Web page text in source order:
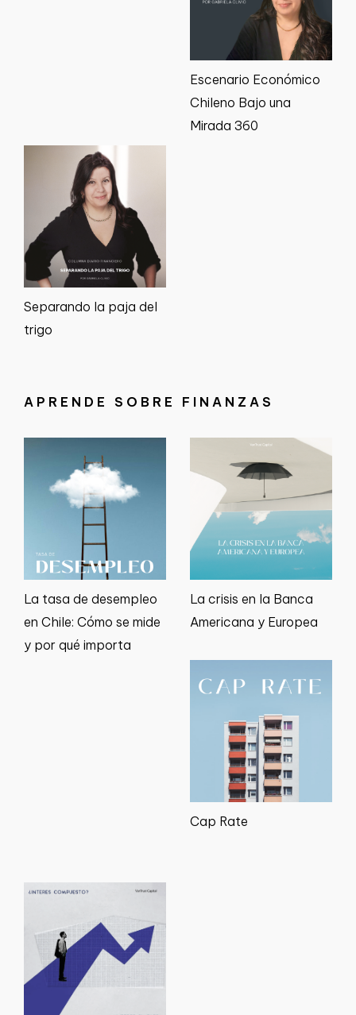
Escenario Económico
Chileno Bajo una
Mirada 360
Separando la paja del
trigo
APRENDE SOBRE FINANZAS
La tasa de desempleo
en Chile: Cómo se mide
y por qué importa
La crisis en la Banca
Americana y Europea
Cap Rate